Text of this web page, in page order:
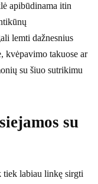
apibūdinama itin
lemti dažnesnius
kvėpavimo takuose ar
su šiuo sutrikimu
su
tiek labiau linkę sirgti